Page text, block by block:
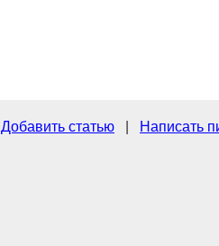
Добавить статью
Написать